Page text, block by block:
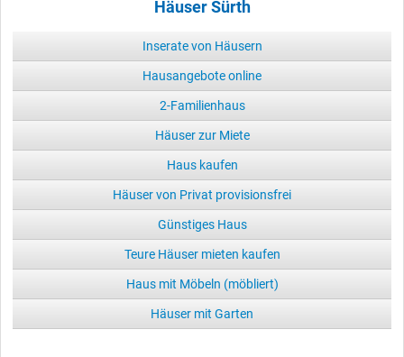
Häuser Sürth
Inserate von Häusern
Hausangebote online
2-Familienhaus
Häuser zur Miete
Haus kaufen
Häuser von Privat provisionsfrei
Günstiges Haus
Teure Häuser mieten kaufen
Haus mit Möbeln (möbliert)
Häuser mit Garten